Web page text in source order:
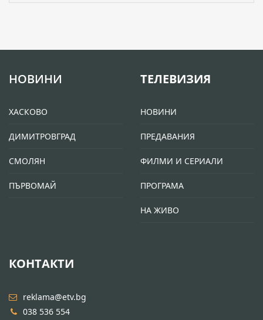
НОВИНИ
ХАСКОВО
ДИМИТРОВГРАД
СМОЛЯН
ПЪРВОМАЙ
ТЕЛЕВИЗИЯ
НОВИНИ
ПРЕДАВАНИЯ
ФИЛМИ И СЕРИАЛИ
ПРОГРАМА
НА ЖИВО
КОНТАКТИ
reklama@etv.bg
038 536 554